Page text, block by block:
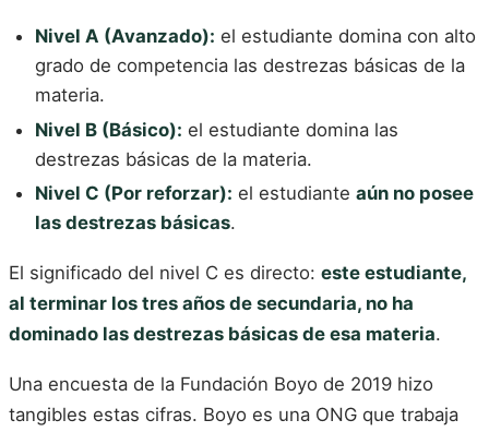
Nivel A (Avanzado): el estudiante domina con alto
grado de competencia las destrezas básicas de la
materia.
Nivel B (Básico): el estudiante domina las
destrezas básicas de la materia.
Nivel C (Por reforzar): el estudiante aún no posee
las destrezas básicas.
El significado del nivel C es directo: este estudiante,
al terminar los tres años de secundaria, no ha
dominado las destrezas básicas de esa materia.
Una encuesta de la Fundación Boyo de 2019 hizo
tangibles estas cifras. Boyo es una ONG que trabaja